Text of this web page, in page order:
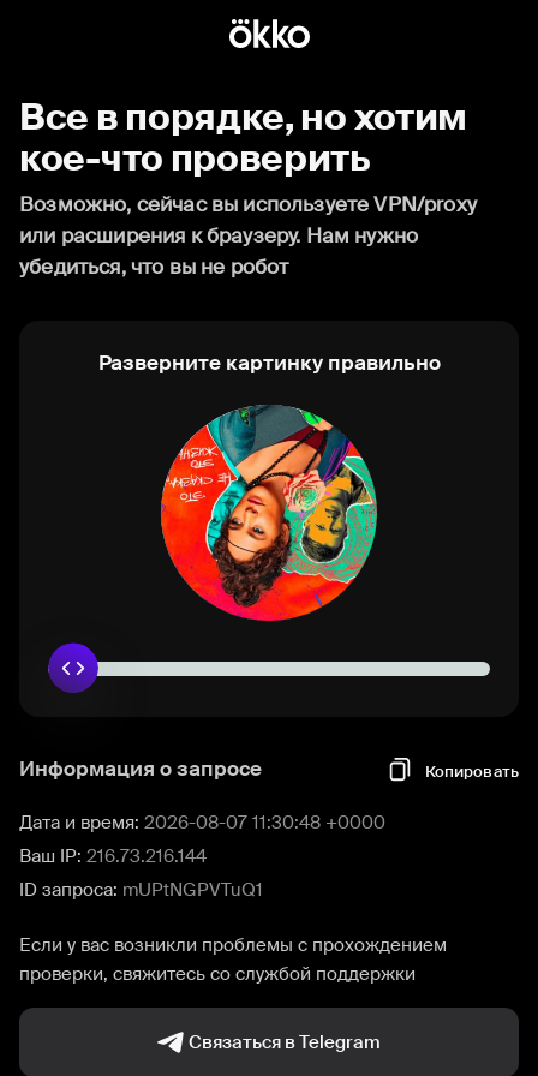
Все в порядке, но хотим
кое-что проверить
Возможно, сейчас вы используете VPN/proxy
или расширения к браузеру. Нам нужно
убедиться, что вы не робот
Разверните картинку правильно
Информация о запросе Копировать
Дата и время: 2026-08-07 11:30:48 +0000
Ваш IP: 216.73.216.144
ID запроса: mUPtNGPVTuQ1
Если у вас возникли проблемы с прохождением
проверки, свяжитесь со службой поддержки
Связаться в Telegram